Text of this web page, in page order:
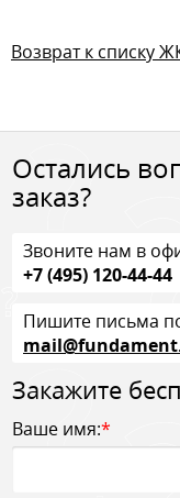
Возврат к списку
Остались
заказ?
Звоните нам в
+7 (495) 120-44-44
Пишите письма
Закажите
Ваше имя:*